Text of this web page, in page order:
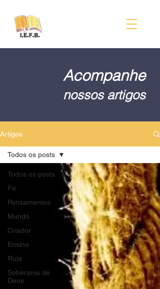
Acompanhe
nossos artigos
Artigos
Todos os posts
Fé
Pensamentos
Mundo
Criador
Ensino
Rute
Soberania de
Deus
Todos os posts